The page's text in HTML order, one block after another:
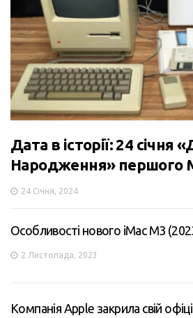
Дата в історії: 24 січня
Народження» першого
24 Січня, 2024
Особливості нового iMac M3
2 Листопада, 2023
Компанія Apple закрила свій